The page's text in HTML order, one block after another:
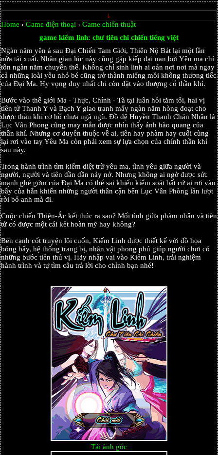
↓
Home › Game điện thoại › Game chiến thuật
game kiếm linh: chư tiên chi chiến tiếng việt
Ngàn năm yên ả sau Đại Chiến Tam Giới, Thiên Nộ Bát lại một lần
nữa tái xuất. Nhân gian lúc này cũng gặp kiếp đại nan bởi Yêu ma chí
tôn ngàn năm chuyển thế. Không chỉ sinh linh ai oán nơi nơi mà ngay
cả những loài yêu nhỏ bé cũng trở thành miếng mồi không thương tiếc
của Đại Ma. Hy vọng duy nhất chỉ còn đặt vào thượng cổ thần khí.
Bước vào thế giới Ma - Thực, Chính - Tà tại luân hồi tăm tối, hai vị
tiên tử Thanh Y và Bạch Y giao tranh mấy ngàn năm hòng đoạt cho
được thần khí cơ hồ chưa ngã ngũ. Đồ đệ Huyền Thanh Chân Nhân là
Lục Vân Phong cũng may mắn được nhìn thấy ánh hào quang của
thần khí. Nhưng cơ duyên thuộc về ai, tiên hay phàm hay cuối cùng
lại rơi vào tay Yêu Ma còn phải xem sự lựa chọn của chính thần khí
sau này.
Trong hành trình tìm kiếm diệt trừ yêu ma, tình yêu giữa người và
người, người và tiên dần dần nảy nở. Nhưng không ai ngờ được sức
mạnh ghê gớm của Đại Ma có thể sai khiến kiểm soát bất cứ ai rơi vào
bẫy của hắn khiến những người thân cận bên Lục Vân Phòng lần lượt
rời bỏ anh mà đi.
Cuộc chiến Thiện-Ác kết thúc ra sao? Mối tình giữa phàm nhân và tiên
tử có được một cái kết hoàn mỹ hay không?
Bên cạnh cốt truyện lôi cuốn, Kiếm Linh được thiết kế với đồ họa
bóng bẩy, hệ thống trang bị, nhân vật phong phú giúp người chơi có
những bước tiến thú vị. Hãy nhập vai vào Kiếm Linh, trải nghiệm
hành trình và tự tìm câu trả lời cho chính bạn nhé!
Tải ảnh gốc